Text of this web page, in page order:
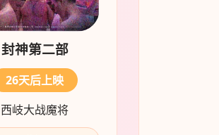
封神第二部
26天后上映
西岐大战魔将